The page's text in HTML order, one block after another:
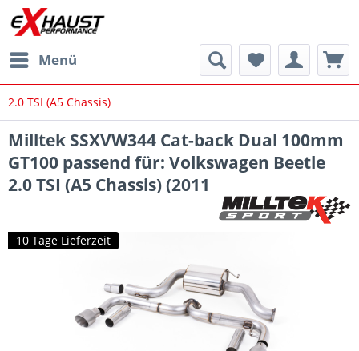
Menü
2.0 TSI (A5 Chassis)
Milltek SSXVW344 Cat-back Dual 100mm
GT100 passend für: Volkswagen Beetle
2.0 TSI (A5 Chassis) (2011
10 Tage Lieferzeit